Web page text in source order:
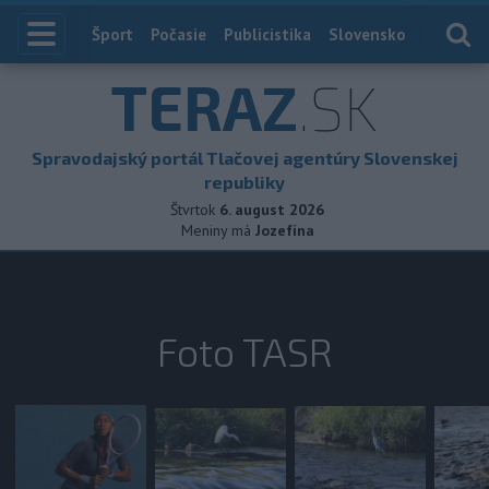
Index
Šport Počasie Publicistika Slovensko
TERAZ.SK
Spravodajský portál Tlačovej agentúry Slovenskej
republiky
Štvrtok 6. august 2026
Meniny má Jozefína
Foto TASR